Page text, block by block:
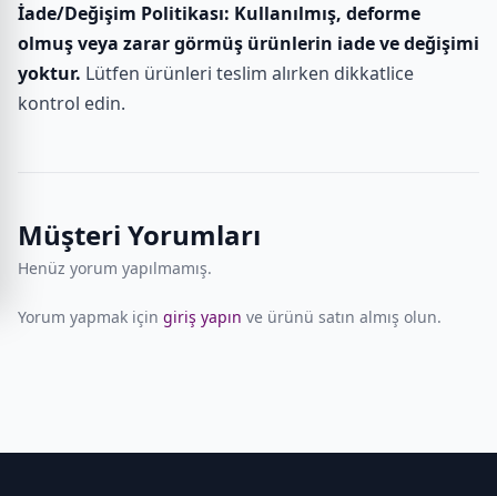
İade/Değişim Politikası: Kullanılmış, deforme
olmuş veya zarar görmüş ürünlerin iade ve değişimi
yoktur. Lütfen ürünleri teslim alırken dikkatlice
kontrol edin.
Müşteri Yorumları
Henüz yorum yapılmamış.
Yorum yapmak için giriş yapın ve ürünü satın almış olun.